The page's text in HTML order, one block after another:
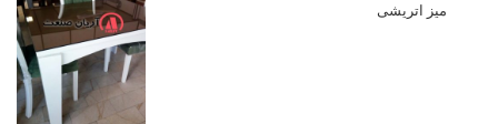
میز اتریشی